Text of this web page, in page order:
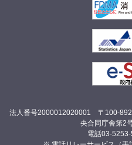
法人番号2000012020001 〒100-
央合同庁舎第2
電話03-5253-